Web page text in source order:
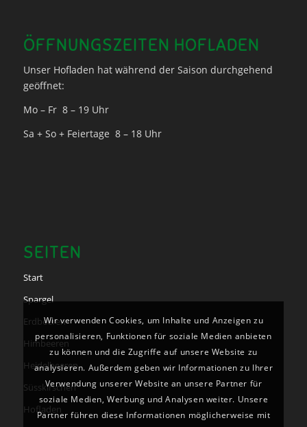
ÖFFNUNGSZEITEN HOFLADEN
Unser Hofladen hat während der Saison durchgehend
geöffnet:
Mo – Fr 8 – 19 Uhr
Sa + So + Feiertage 8 – 18 Uhr
SEITEN
Start
Spargel
Erdbeeren
Himbeeren
Heidelbeeren
Süsskirschen
Hofladen
Wir verwenden Cookies, um Inhalte und Anzeigen zu
personalisieren, Funktionen für soziale Medien anbieten
zu können und die Zugriffe auf unsere Website zu
analysieren. Außerdem geben wir Informationen zu Ihrer
Verwendung unserer Website an unsere Partner für
soziale Medien, Werbung und Analysen weiter. Unsere
Partner führen diese Informationen möglicherweise mit